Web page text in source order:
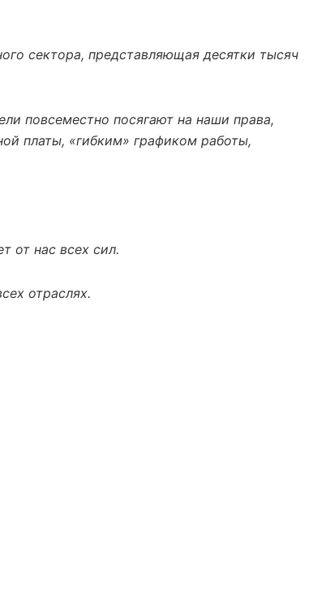
сектора, представляющая десятки тысяч
повсеместно посягают на наши права,
платы, «гибким» графиком работы,
от нас всех сил.
отраслях.